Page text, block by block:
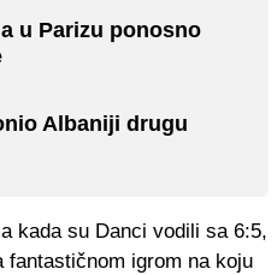
u Parizu ponosno
Albaniji drugu
kada su Danci vodili sa 6:5,
fantastičnom igrom na koju